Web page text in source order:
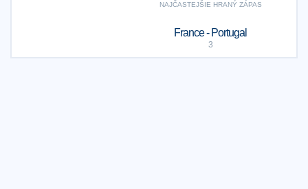
NAJČASTEJŠIE HRANÝ ZÁPAS
France - Portugal
3